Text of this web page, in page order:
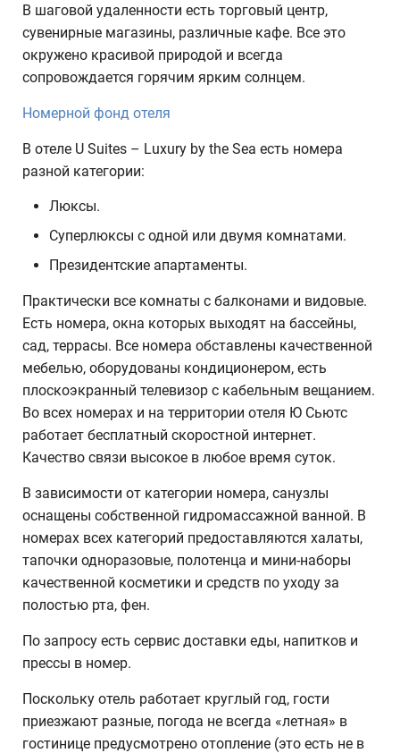
В шаговой удаленности есть торговый центр,
сувенирные магазины, различные кафе. Все это
окружено красивой природой и всегда
сопровождается горячим ярким солнцем.
Номерной фонд отеля
В отеле U Suites – Luxury by the Sea есть номера
разной категории:
Люксы.
Суперлюксы с одной или двумя комнатами.
Президентские апартаменты.
Практически все комнаты с балконами и видовые.
Есть номера, окна которых выходят на бассейны,
сад, террасы. Все номера обставлены качественной
мебелью, оборудованы кондиционером, есть
плоскоэкранный телевизор с кабельным вещанием.
Во всех номерах и на территории отеля Ю Сьютс
работает бесплатный скоростной интернет.
Качество связи высокое в любое время суток.
В зависимости от категории номера, санузлы
оснащены собственной гидромассажной ванной. В
номерах всех категорий предоставляются халаты,
тапочки одноразовые, полотенца и мини-наборы
качественной косметики и средств по уходу за
полостью рта, фен.
По запросу есть сервис доставки еды, напитков и
прессы в номер.
Поскольку отель работает круглый год, гости
приезжают разные, погода не всегда «летная» в
гостинице предусмотрено отопление (это есть не в